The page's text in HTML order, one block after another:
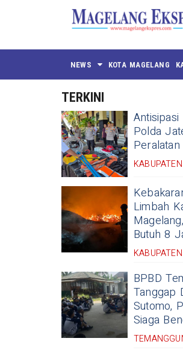
NEWS KOTA MAGELANG
TERKINI
Polda
Peralatan
Limbah
Butuh 8
BPBD
Tanggap
Sutomo,
Siaga